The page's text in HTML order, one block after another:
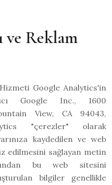
Reklam
Google Analytics'in
Google Inc., 1600
View, CA 94043,
"çerezler" olarak
kaydedilen ve web
edilmesini sağlayan metin
bu web sitesini
bilgiler genellikle